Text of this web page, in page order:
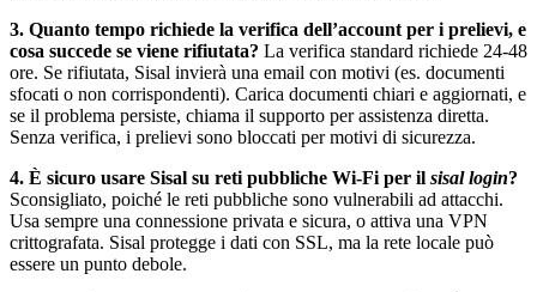
3. Quanto tempo richiede la verifica dell’account per i prelievi, e
cosa succede se viene rifiutata? La verifica standard richiede 24-48
ore. Se rifiutata, Sisal invierà una email con motivi (es. documenti
sfocati o non corrispondenti). Carica documenti chiari e aggiornati, e
se il problema persiste, chiama il supporto per assistenza diretta.
Senza verifica, i prelievi sono bloccati per motivi di sicurezza.
4. È sicuro usare Sisal su reti pubbliche Wi-Fi per il sisal login?
Sconsigliato, poiché le reti pubbliche sono vulnerabili ad attacchi.
Usa sempre una connessione privata e sicura, o attiva una VPN
crittografata. Sisal protegge i dati con SSL, ma la rete locale può
essere un punto debole.